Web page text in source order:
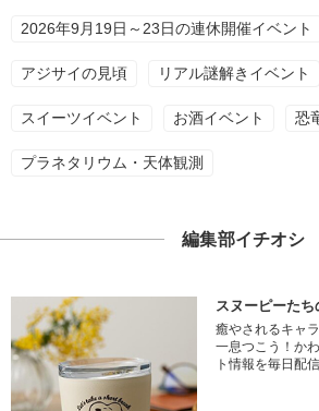
2026年9月19日～23日の連休開催イベント
アジサイの見頃 リアル謎解きイベント
スイーツイベント お酒イベント 恐
プラネタリウム・天体観測
編集部イチオシ
スヌーピーた
癒やされるキャ
一息つこう！か
ト情報を毎日配信